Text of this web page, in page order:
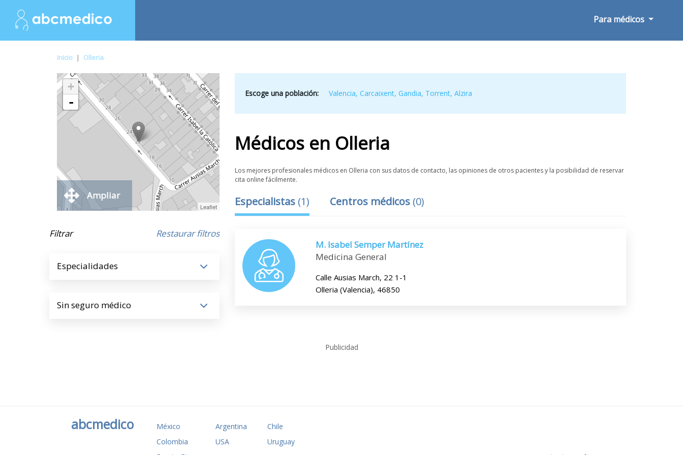
Para médicos
Inicio | Olleria
+
-
Leaflet
Ampliar
Filtrar Restaurar filtros
Especialidades
Sin seguro médico
Escoge una población: Valencia,Carcaixent,Gandia, Torrent,Alzira
Médicos en Olleria
Los mejores profesionales médicos en Olleria con sus datos de contacto, las opiniones de otros pacientes y la posibilidad de reservar
cita online fácilmente.
Especialistas (1) Centros médicos (0)
M. Isabel Semper Martínez
Medicina General
Calle Ausias March, 22 1-1
Olleria (Valencia), 46850
Publicidad
abcmedico México Argentina
Chile
Colombia
USA
Uruguay